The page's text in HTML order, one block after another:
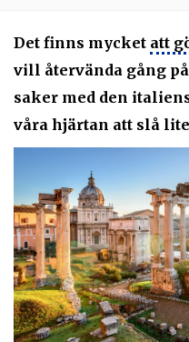
Det finns mycket att
vill återvända gång
saker med den
våra hjärtan att slå